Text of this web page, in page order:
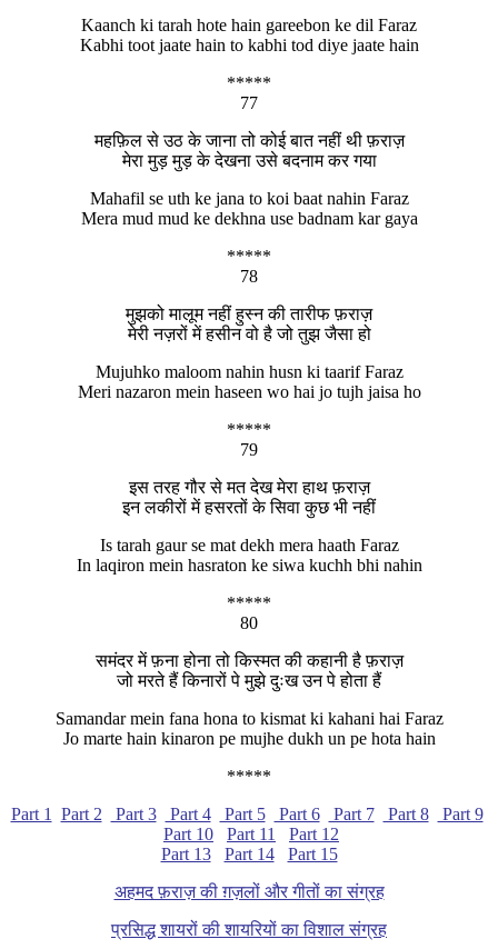
Kaanch ki tarah hote hain gareebon ke dil Faraz
Kabhi toot jaate hain to kabhi tod diye jaate hain
*****
77
महफ़िल से उठ के जाना तो कोई बात नहीं थी फ़राज़
मेरा मुड़ मुड़ के देखना उसे बदनाम कर गया
Mahafil se uth ke jana to koi baat nahin Faraz
Mera mud mud ke dekhna use badnam kar gaya
*****
78
मुझको मालूम नहीं हुस्न की तारीफ फ़राज़
मेरी नज़रों में हसीन वो है जो तुझ जैसा हो
Mujuhko maloom nahin husn ki taarif Faraz
Meri nazaron mein haseen wo hai jo tujh jaisa ho
*****
79
इस तरह गौर से मत देख मेरा हाथ फ़राज़
इन लकीरों में हसरतों के सिवा कुछ भी नहीं
Is tarah gaur se mat dekh mera haath Faraz
In laqiron mein hasraton ke siwa kuchh bhi nahin
*****
80
समंदर में फ़ना होना तो किस्मत की कहानी है फ़राज़
जो मरते हैं किनारों पे मुझे दुःख उन पे होता हैं
Samandar mein fana hona to kismat ki kahani hai Faraz
Jo marte hain kinaron pe mujhe dukh un pe hota hain
*****
Part 1
Part 2 Part 3 Part 4 Part 5 Part 6 Part 7 Part 8
Part 9
Part 10
Part 11
Part 12
Part 13
Part 14
Part 15
अहमद फ़राज़ की ग़ज़लों और गीतों का संग्रह
प्रसिद्ध शायरों की शायरियों का विशाल संग्रह